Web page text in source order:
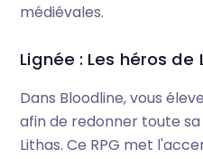
médiévales.
Lignée : Les héros de
Dans Bloodline, vous
afin de redonner toute
Lithas. Ce RPG met